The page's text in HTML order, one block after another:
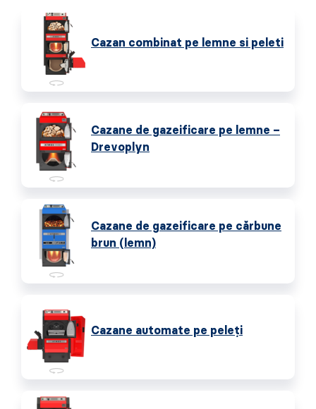
Cazan combinat pe lemne si peleti
Cazane de gazeificare pe lemne –
Drevoplyn
Cazane de gazeificare pe cărbune
brun (lemn)
Cazane automate pe peleţi